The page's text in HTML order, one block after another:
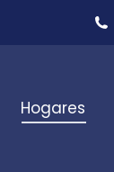
Hogares